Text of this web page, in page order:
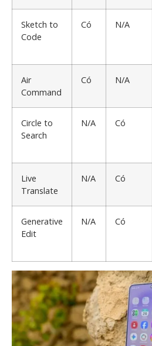
Sketch to
Code
Có N/A
Air
Command
Có N/A
Circle to
Search
N/A Có
Live
Translate
N/A Có
Generative
Edit
N/A Có